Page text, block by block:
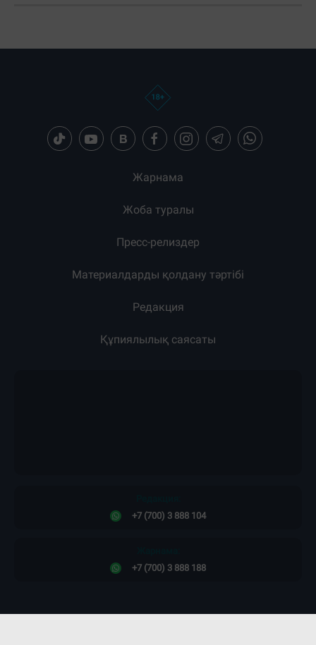
Жарнама
Жоба туралы
Пресс-релиздер
Материалдарды қолдану тәртібі
Редакция
Құпиялылық саясаты
+7 (700) 3 888 104
+7 (700) 3 888 188